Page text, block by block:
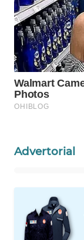
Advertorial
LISTRIK
WAHANA
TRAVEL
WAHANA
TV
WAHANANEWS
NET